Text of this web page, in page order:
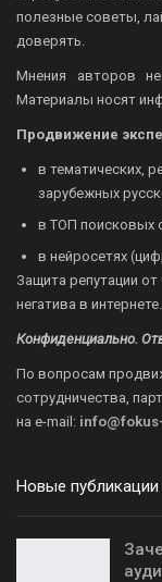
полезные советы,
доверять.
Мнения авторов
Материалы носят
Продвижение
в тематических,
зарубежных
в ТОП поисковых
в нейросетях
Защита репутации
негатива в интернете.
Конфиденциально.
По вопросам
сотрудничества,
на e-mail:
Новые публикации